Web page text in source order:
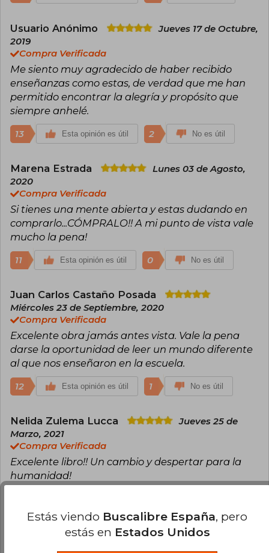
Usuario Anónimo
Jueves 17 de Octubre,
2019
Compra Verificada
Me siento muy agradecido de haber recibido
enseñanzas como estas, de verdad que me han
permitido encontrar la alegría y propósito que
siempre anhelé.
13 Esta opinión es útil 2 No es útil
Marena Estrada
Lunes 03 de Agosto,
2020
Compra Verificada
Si tienes una mente abierta y estas dudando en
comprarlo...CÓMPRALO!! A mi punto de vista vale
mucho la pena!
11 Esta opinión es útil 0 No es útil
Juan Carlos Castaño Posada
Miércoles 23 de Septiembre, 2020
Compra Verificada
Excelente obra jamás antes vista. Vale la pena
darse la oportunidad de leer un mundo diferente
al que nos enseñaron en la escuela.
12 Esta opinión es útil 1 No es útil
Nelida Zulema Lucca
Jueves 25 de
Marzo, 2021
Compra Verificada
Excelente libro!! Un cambio y despertar para la
humanidad!
Cargar más opiniones del libro
Estás viendo Buscalibre España, pero
estás en Estados Unidos